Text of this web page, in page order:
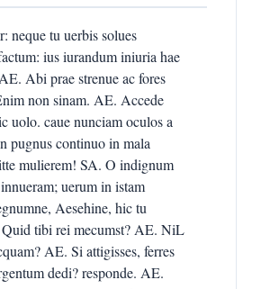
neque tu uerbis solues
ius iurandum iniuria hae
Abi prae strenue ac fores
non sinam. AE. Accede
uolo. caue nunciam oculos a
pugnus continuo in mala
mulierem! SA. O indignum
uerum in istam
Aesehine, hic tu
Quid tibi rei mecumst? AE. NiL
AE. Si attigisses, ferres
dedi? responde. AE.